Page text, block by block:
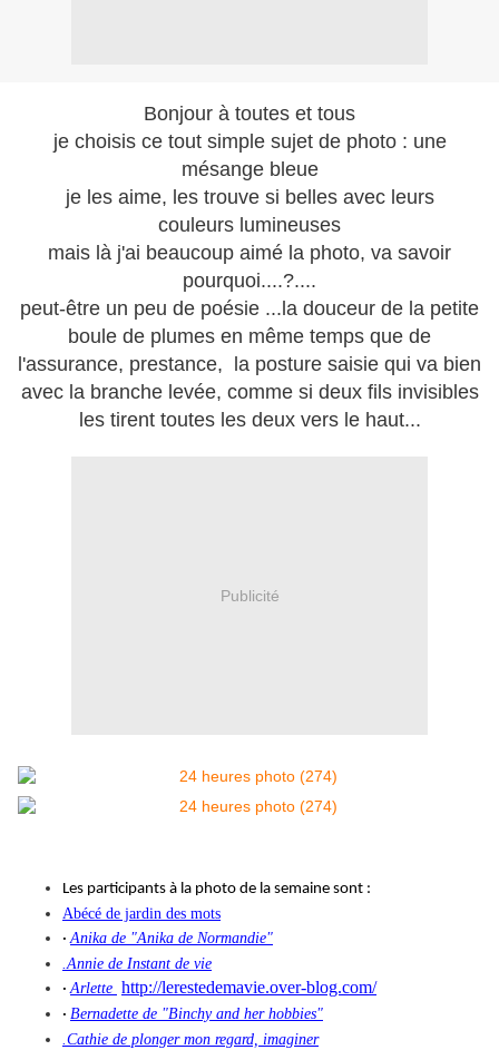
Bonjour à toutes et tous
je choisis ce tout simple sujet de photo : une
mésange bleue
je les aime, les trouve si belles avec leurs
couleurs lumineuses
mais là j'ai beaucoup aimé la photo, va savoir
pourquoi....?....
peut-être un peu de poésie ...la douceur de la petite
boule de plumes en même temps que de
l'assurance, prestance, la posture saisie qui va bien
avec la branche levée, comme si deux fils invisibles
les tirent toutes les deux vers le haut...
Publicité
Les participants à la photo de la semaine sont :
Abécé de jardin des mots
·Anika de "Anika de Normandie"
.Annie de Instant de vie
·Arlette http://lerestedemavie.over-blog.com/
· Bernadette de "Binchy and her hobbies"
.Cathie de plonger mon regard, imaginer